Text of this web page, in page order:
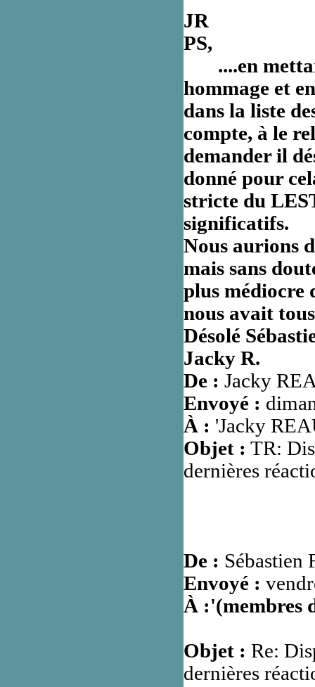
JR
PS,
....en
hommage et
dans la liste
compte, à le
demander il
donné pour
stricte du
significatifs.
Nous aurions
mais sans
plus
nous avait
Désolé
Jacky R.
De : Jacky
Envoyé :
À : 'Jacky
Objet : TR:
dernières
De : Sébastien
Envoyé :
À :'(membres
Objet : Re:
dernières